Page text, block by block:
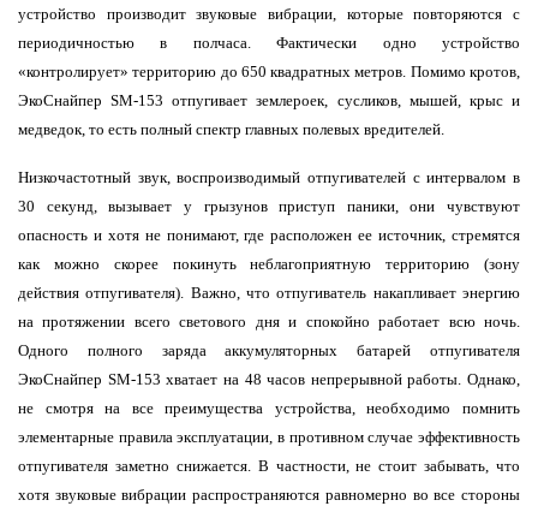
устройство производит звуковые вибрации, которые повторяются с
периодичностью в полчаса. Фактически одно устройство
«контролирует» территорию до 650 квадратных метров. Помимо кротов,
ЭкоСнайперSM-153 отпугивает землероек, сусликов, мышей, крыс и
медведок, то есть полный спектр главных полевых вредителей.
Низкочастотный звук, воспроизводимый отпугивателей с интервалом в
30 секунд, вызывает у грызунов приступ паники, они чувствуют
опасность и хотя не понимают, где расположен ее источник, стремятся
как можно скорее покинуть неблагоприятную территорию (зону
действия отпугивателя). Важно, что отпугиватель накапливает энергию
на протяжении всего светового дня и спокойно работает всю ночь.
Одного полного заряда аккумуляторных батарей отпугивателя
ЭкоСнайпер SM-153 хватает на 48 часов непрерывной работы. Однако,
не смотря на все преимущества устройства, необходимо помнить
элементарные правила эксплуатации, в противном случае эффективность
отпугивателя заметно снижается. В частности, не стоит забывать, что
хотя звуковые вибрации распространяются равномерно во все стороны